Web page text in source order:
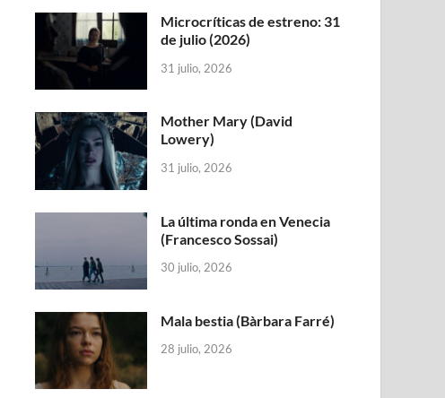
Microcríticas de estreno: 31
de julio (2026)
31 julio, 2026
Mother Mary (David
Lowery)
31 julio, 2026
La última ronda en Venecia
(Francesco Sossai)
30 julio, 2026
Mala bestia (Bàrbara Farré)
28 julio, 2026